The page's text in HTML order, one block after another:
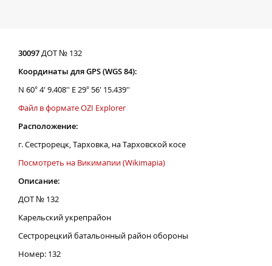
30097ДОТ № 132
Координаты для GPS (WGS 84):
N 60° 4' 9.408'' E 29° 56' 15.439''
Файл в формате OZI Explorer
Расположение:
г. Сестрорецк, Тарховка, на Тарховской косе
Посмотреть на Викимапии (Wikimapia)
Описание:
ДОТ № 132
Карельский укрепрайон
Сестрорецкий батальонный район обороны
Номер: 132